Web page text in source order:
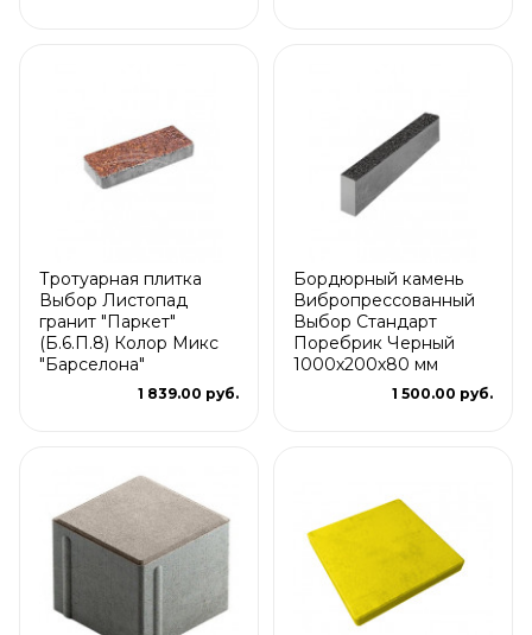
Тротуарная плитка
Выбор Листопад
гранит "Паркет"
(Б.6.П.8) Колор Микс
"Барселона"
1 839.00 руб.
Бордюрный камень
Вибропрессованный
Выбор Стандарт
Поребрик Черный
1000х200х80 мм
1 500.00 руб.